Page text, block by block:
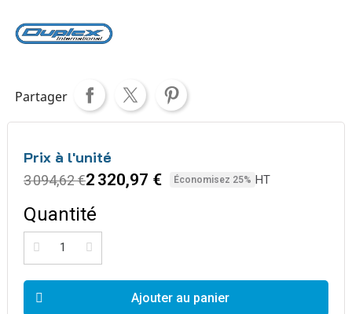
Partager
Prix à l'unité
3 094,62 €2 320,97 € Économisez 25% HT
Quantité
Ajouter au panier